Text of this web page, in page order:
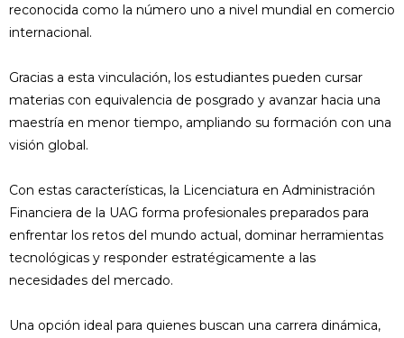
reconocida como la número uno a nivel mundial en comercio
internacional.
Gracias a esta vinculación, los estudiantes pueden cursar
materias con equivalencia de posgrado y avanzar hacia una
maestría en menor tiempo, ampliando su formación con una
visión global.
Con estas características, la Licenciatura en Administración
Financiera de la UAG forma profesionales preparados para
enfrentar los retos del mundo actual, dominar herramientas
tecnológicas y responder estratégicamente a las
necesidades del mercado.
Una opción ideal para quienes buscan una carrera dinámica,